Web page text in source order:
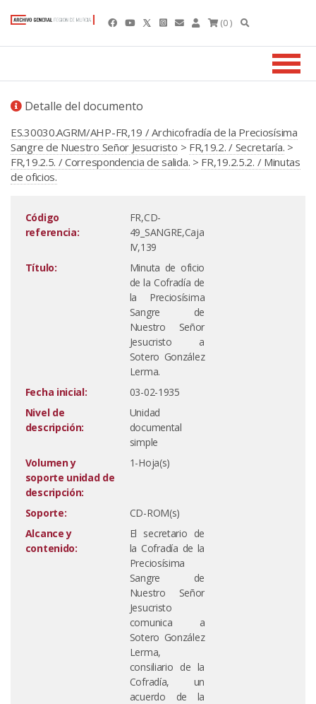
(0 )
Detalle del documento
ES.30030.AGRM/AHP-FR,19 / Archicofradía de la Preciosísima
Sangre de Nuestro Señor Jesucristo > FR,19.2. / Secretaría. >
FR,19.2.5. / Correspondencia de salida. > FR,19.2.5.2. / Minutas
de oficios.
Código
referencia:
FR,CD-
49_SANGRE,Caja
IV,139
Título:
Minuta de oficio
de la Cofradía de
la Preciosísima
Sangre de
Nuestro Señor
Jesucristo a
Sotero González
Lerma.
Fecha inicial:
03-02-1935
Nivel de
descripción:
Unidad
documental
simple
Volumen y
soporte unidad de
descripción:
1-Hoja(s)
Soporte:
CD-ROM(s)
Alcance y
contenido:
El secretario de
la Cofradía de la
Preciosísima
Sangre de
Nuestro Señor
Jesucristo
comunica a
Sotero González
Lerma,
consiliario de la
Cofradía, un
acuerdo de la